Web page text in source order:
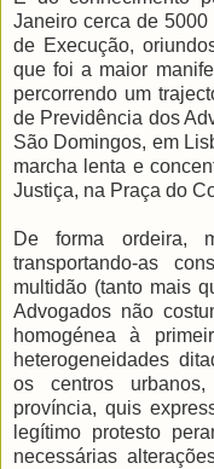
Janeiro cerca de
de Execução,
que foi a maior
percorrendo um
de Previdência dos
São Domingos, em
marcha lenta e
Justiça, na Praça do
De forma ordeira,
transportando-as
multidão (tanto mais
Advogados não
homogénea à
heterogeneidades
os centros
província, quis
legítimo protesto
necessárias